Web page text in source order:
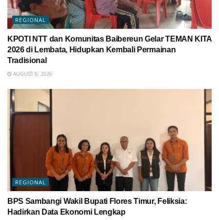
REGIONAL
KPOTI NTT dan Komunitas Baibereun Gelar TEMAN KITA
2026 di Lembata, Hidupkan Kembali Permainan
Tradisional
AUGUST 6, 2026
REGIONAL
BPS Sambangi Wakil Bupati Flores Timur, Feliksia:
Hadirkan Data Ekonomi Lengkap